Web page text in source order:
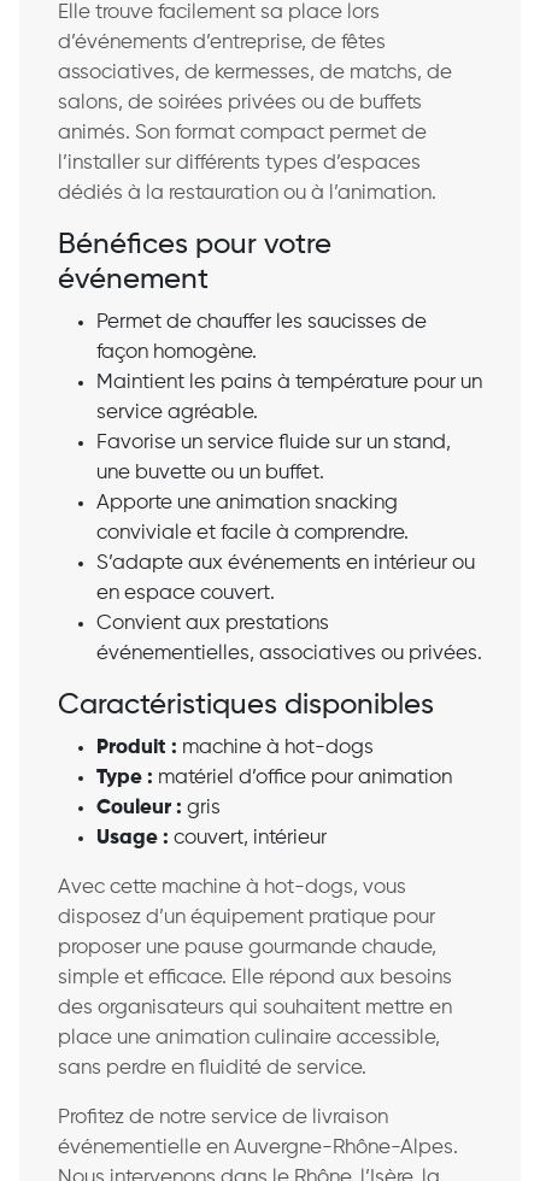
Elle trouve facilement sa place lors
d’événements d’entreprise, de fêtes
associatives, de kermesses, de matchs, de
salons, de soirées privées ou de buffets
animés. Son format compact permet de
l’installer sur différents types d’espaces
dédiés à la restauration ou à l’animation.
Bénéfices pour votre
événement
Permet de chauffer les saucisses de
façon homogène.
Maintient les pains à température pour un
service agréable.
Favorise un service fluide sur un stand,
une buvette ou un buffet.
Apporte une animation snacking
conviviale et facile à comprendre.
S’adapte aux événements en intérieur ou
en espace couvert.
Convient aux prestations
événementielles, associatives ou privées.
Caractéristiques disponibles
Produit : machine à hot-dogs
Type : matériel d’office pour animation
Couleur : gris
Usage : couvert, intérieur
Avec cette machine à hot-dogs, vous
disposez d’un équipement pratique pour
proposer une pause gourmande chaude,
simple et efficace. Elle répond aux besoins
des organisateurs qui souhaitent mettre en
place une animation culinaire accessible,
sans perdre en fluidité de service.
Profitez de notre service de livraison
événementielle en Auvergne-Rhône-Alpes.